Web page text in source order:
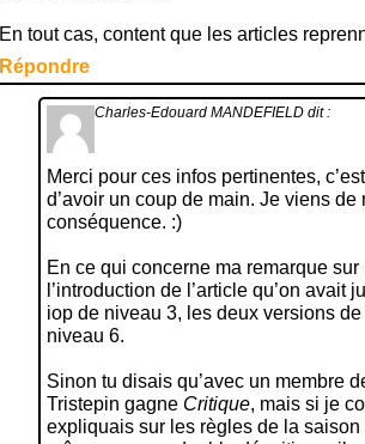
En tout cas, content que les articles
Répondre
Charles-Edouard MANDEFIELD dit :
Merci pour ces infos pertinentes,
d’avoir un coup de main. Je viens de
conséquence. :)
En ce qui concerne ma remarque
l’introduction de l’article qu’on avait
iop de niveau 3, les deux versions
niveau 6.
Sinon tu disais qu’avec un membre
Tristepin gagne Critique, mais si je
expliquais sur les règles de la